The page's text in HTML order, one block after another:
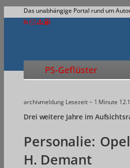
Das unabhängige Portal rund um
PS-Geflüster
archivmeldung Lesezeit ~ 1 Minute
Drei weitere Jahre im
Personalie:
H. Demant